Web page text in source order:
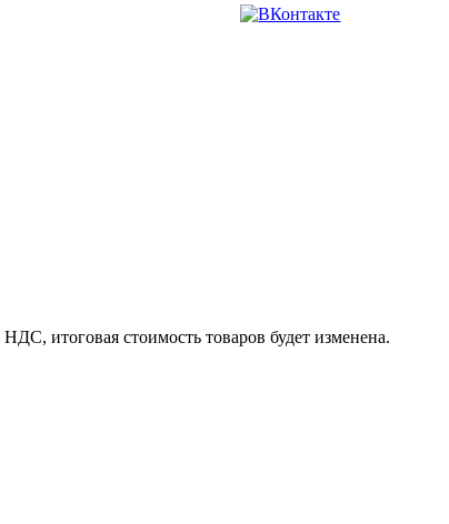
итоговая стоимость товаров будет изменена.